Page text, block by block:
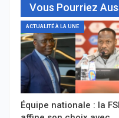
Vous Pourriez
ACTUALITÉ À LA UNE
Équipe nationale : la